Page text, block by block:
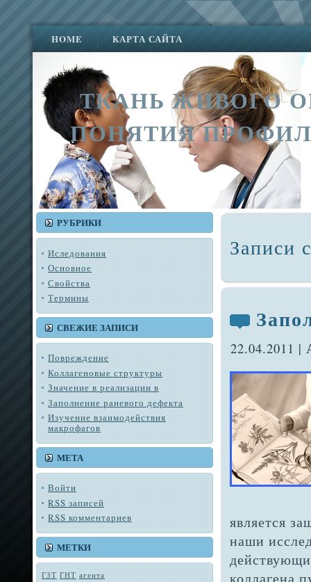
HOME КАРТА САЙТА
ТКАНЬ ЖИВОГО
ПОНЯТИЯ
РУБРИКИ
Иследования
Основное
Свойства
Термины
СВЕЖИЕ ЗАПИСИ
Повреждение
Коллагеновые структуры
Значение в реализации в
Заполнение раневого дефекта
Изучение взаимодействия
макрофагов
МЕТА
Войти
RSS записей
RSS комментариев
МЕТКИ
ГЗТ ГНТ агента
Записи
22.04.2011
является
наши
коллагена